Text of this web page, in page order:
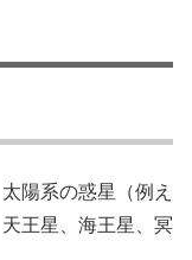
陽系の惑星（例え
王星、海王星、冥